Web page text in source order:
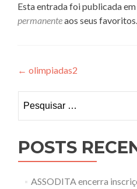
Esta entrada foi publicada
permanenteaos seus favoritos.
Navegação
de
Post
← olimpiadas2
por:
POSTS
ASSODITA encerra